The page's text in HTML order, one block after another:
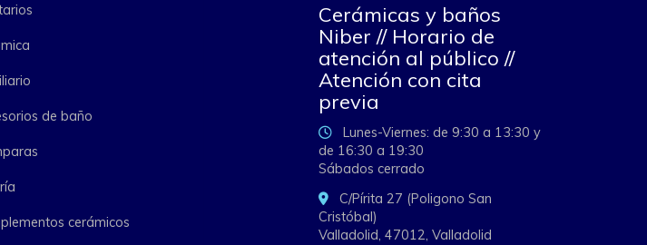
de baño
cerámicos
Cerámicas y baños
Niber // Horario de
atención al público //
Atención con cita
previa
Lunes-Viernes: de 9:30 a 13:30 y
de 16:30 a 19:30
Sábados cerrado
C/Pírita 27 (Poligono San
Cristóbal)
Valladolid, 47012, Valladolid